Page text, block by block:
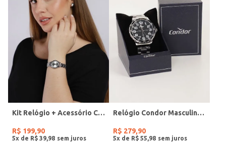
Kit Relógio + Acessório Condor Feminino PRATA
R$ 199,90
5x de R$ 39 98
Relógio Condor Masculino PRATA
R$ 279,90
5x de R$ 55 98